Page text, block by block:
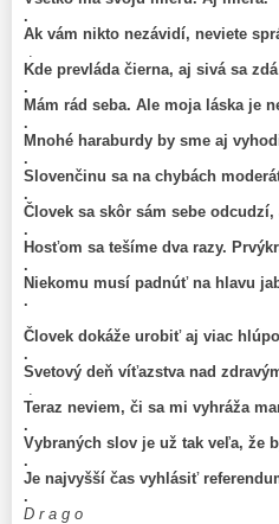
.
Ak vám nikto nezávidí, neviete
Kde prevláda čierna, aj sivá sa
.
Mám rád seba. Ale moja láska je
.
Mnohé haraburdy by sme aj
.
Slovenčinu sa na chybách
.
Človek sa skôr sám sebe odcudzí,
.
Hosťom sa tešíme dva razy.
.
Niekomu musí padnúť na hlavu
.
Človek dokáže urobiť aj viac
.
Svetový deň víťazstva nad
Teraz neviem, či sa mi vyhráža
.
Vybraných slov je už tak veľa, že
.
Je najvyšší čas vyhlásiť
.
D r a g o